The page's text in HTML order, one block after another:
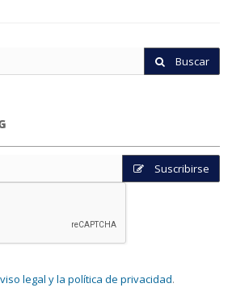
Buscar
Suscribirse
legal y la política de privacidad.